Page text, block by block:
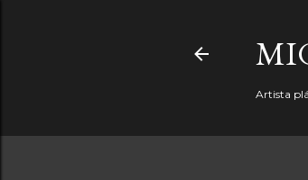
Artista